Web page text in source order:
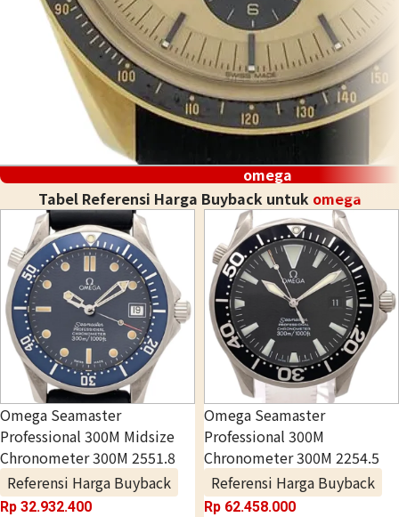
omega
Tabel Referensi Harga Buyback untuk omega
Omega Seamaster
Professional 300M Midsize
Chronometer 300M 2551.8
Referensi Harga Buyback
Rp 32.932.400
Omega Seamaster
Professional 300M
Chronometer 300M 2254.5
Referensi Harga Buyback
Rp 62.458.000